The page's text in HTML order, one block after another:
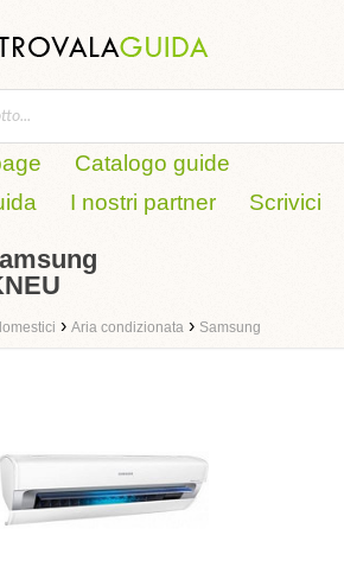
Catalogo guide
I nostri partner Scrivici
› Aria condizionata › Samsung